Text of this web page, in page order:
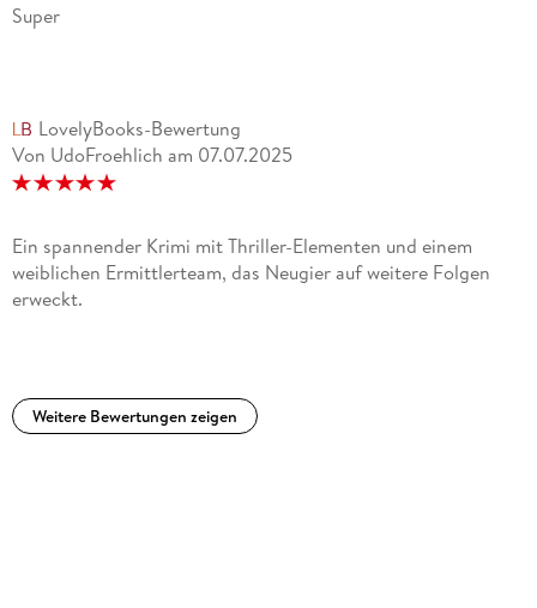
Super
LovelyBooks-Bewertung
Von UdoFroehlich am 07.07.2025
Ein spannender Krimi mit Thriller-Elementen und einem
weiblichen Ermittlerteam, das Neugier auf weitere Folgen
erweckt.
Weitere Bewertungen zeigen